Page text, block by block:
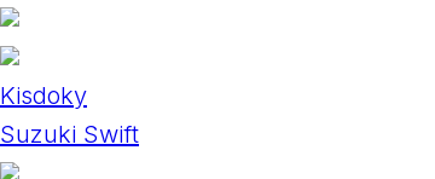
Kisdoky
Suzuki Swift